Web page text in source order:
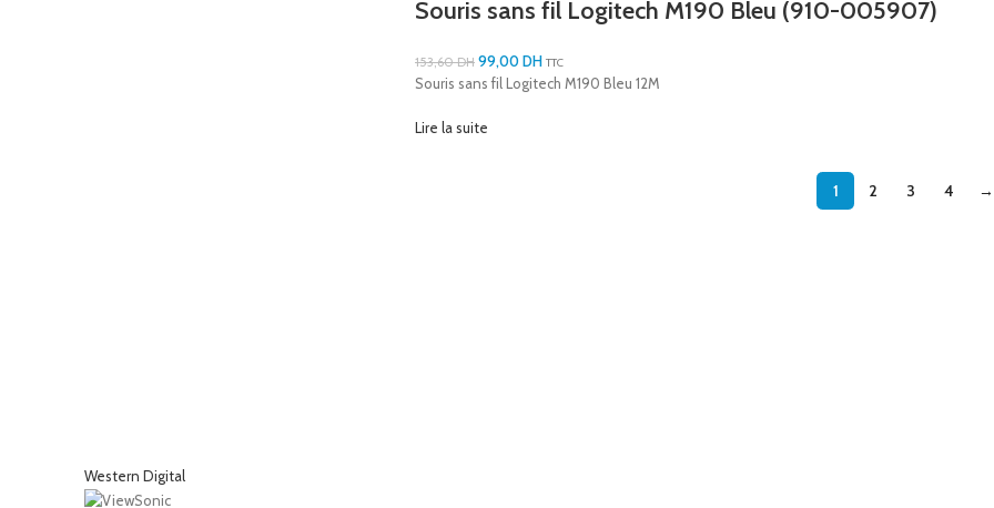
Souris sans fil Logitech M190 Bleu (910-005907)
153,60DH 99,00DH TTC
Souris sans fil Logitech M190 Bleu 12M
Lire la suite
1 2 3 4 →
Western Digital